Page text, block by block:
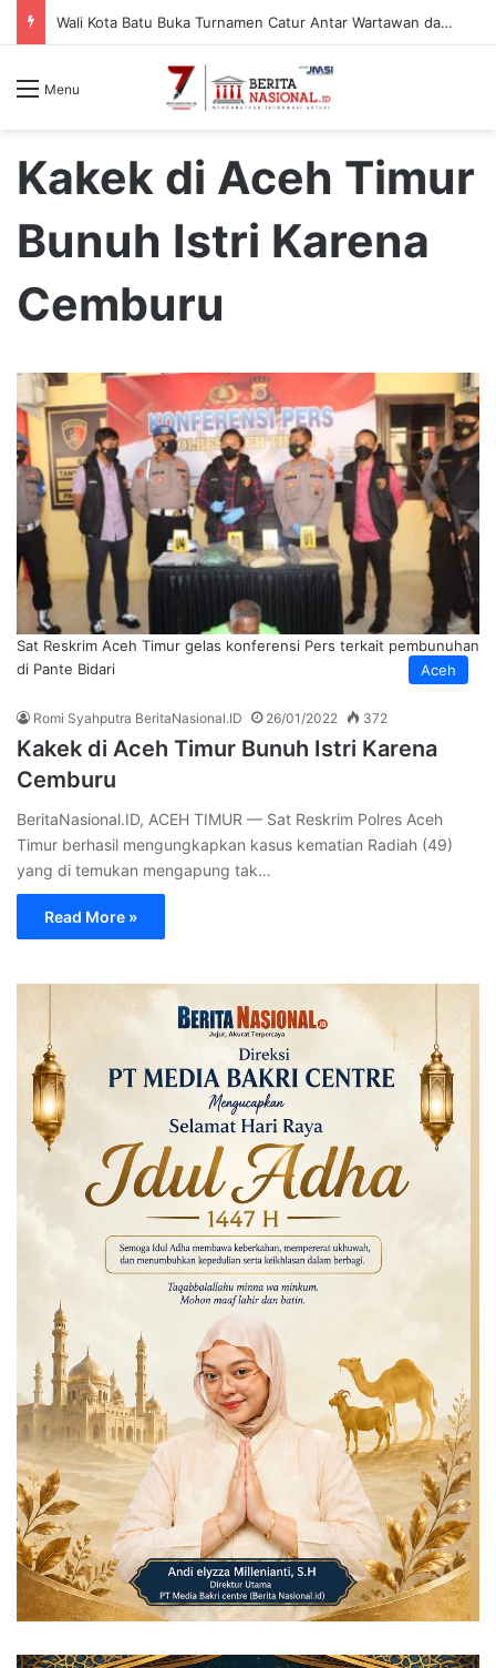
Wali Kota Batu Buka Turnamen Catur Antar Wartawan dan Instansi
Menu
Kakek di Aceh Timur
Bunuh Istri Karena
Cemburu
Aceh
Sat Reskrim Aceh Timur gelas konferensi Pers terkait pembunuhan
di Pante Bidari
Romi Syahputra BeritaNasional.ID 26/01/2022 372
Kakek di Aceh Timur Bunuh Istri Karena
Cemburu
BeritaNasional.ID, ACEH TIMUR — Sat Reskrim Polres Aceh
Timur berhasil mengungkapkan kasus kematian Radiah (49)
yang di temukan mengapung tak…
Read More »